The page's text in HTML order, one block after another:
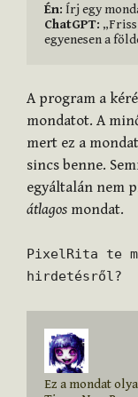
Én:
ChatGPT:
egyenesen a
A program a
mondatot. A
mert ez a
sincs benne.
egyáltalán nem
átlagos mondat.
PixelRita te
hirdetésről?
Ez a mondat